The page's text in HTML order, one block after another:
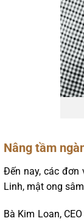
Nâng tầm
Đến nay, các đơn
Linh, mật ong
Bà Kim Loan,